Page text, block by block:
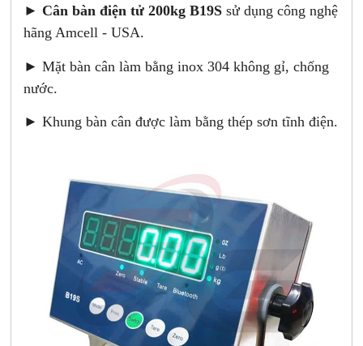
► Cân bàn điện tử 200kg B19S sử dụng công nghệ
hãng Amcell - USA.
► Mặt bàn cân làm bằng inox 304 không gỉ, chống
nước.
► Khung bàn cân được làm bằng thép sơn tĩnh điện.